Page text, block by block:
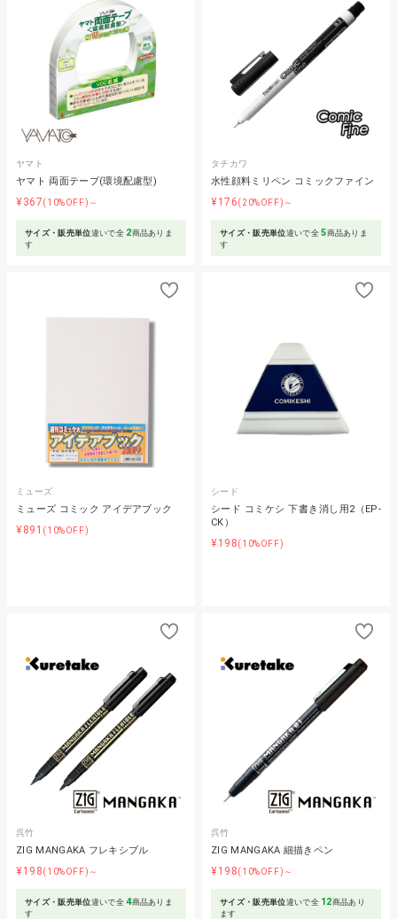
ヤマト
ヤマト 両面テープ(環境配慮型)
¥367(10%OFF)～
サイズ・販売単位違いで全 2商品ありま
す
タチカワ
水性顔料ミリペン コミックファイン
¥176(20%OFF)～
サイズ・販売単位違いで全5商品ありま
す
ミューズ
ミューズ コミック アイデアブック
¥891 (10%OFF)
シード
シード コミケシ 下書き消し用2（EP-
CK）
¥198(10%OFF)
呉竹
ZIG MANGAKA フレキシブル
¥198(10%OFF)～
サイズ・販売単位違いで全4商品ありま
す
呉竹
ZIG MANGAKA 細描きペン
¥198(10%OFF)～
サイズ・販売単位違いで全 12商品あり
ます